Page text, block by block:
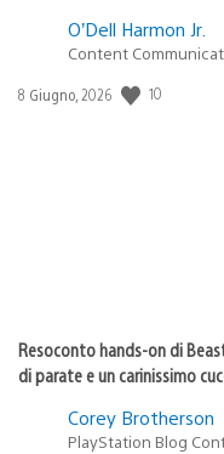
O’Dell Harmon Jr.
Content
Data
8 Giugno, 2026 10
Resoconto hands-on di
di parate e un carinissimo
Corey Brotherson
PlayStation Blog